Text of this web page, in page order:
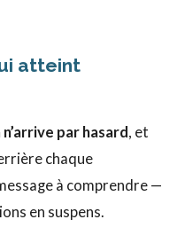
atteint
par hasard, et
chaque
à comprendre —
en suspens.